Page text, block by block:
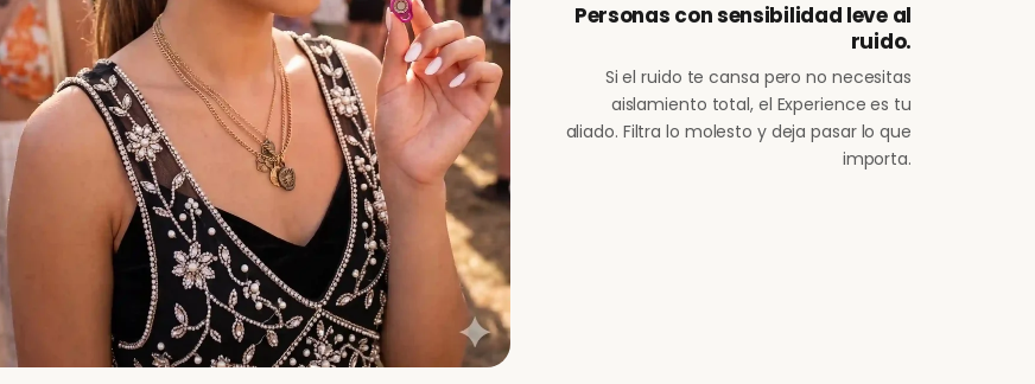
Personas con sensibilidad leve al
ruido.
Si el ruido te cansa pero no necesitas
aislamiento total, el Experience es tu
aliado. Filtra lo molesto y deja pasar lo que
importa.